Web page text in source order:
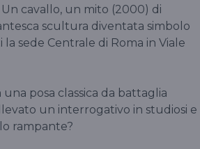
cavallo, un mito (2000) di
scultura diventata simbolo
sede Centrale di Roma in Viale
posa classica da battaglia
un interrogativo in studiosi e
rampante?